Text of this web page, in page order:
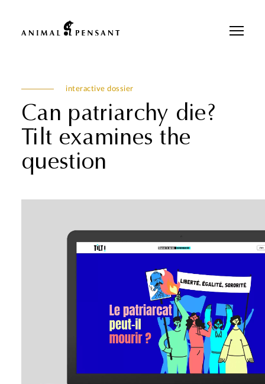
interactive dossier
Can patriarchy die?
Tilt examines the
question